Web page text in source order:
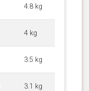
4.8 kg
4 kg
3.5 kg
3.1 kg